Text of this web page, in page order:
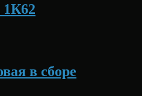
1К62
в сборе